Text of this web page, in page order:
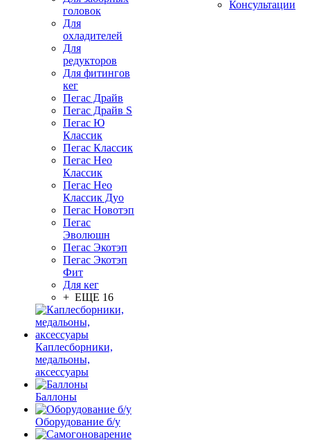
головок
Для
охладителей
Для
редукторов
Для фитингов
кег
Пегас Драйв
Пегас Драйв S
Пегас Ю
Классик
Пегас Классик
Пегас Нео
Классик
Пегас Нео
Классик Дуо
Пегас Новотэп
Пегас
Эволюшн
Пегас Экотэп
Пегас Экотэп
Фит
Для кег
+ ЕЩЕ 16
Каплесборники,
медальоны,
аксессуары
Баллоны
Оборудование б/у
Консультации